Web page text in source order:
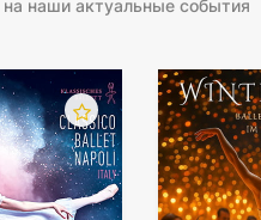
на наши актуальные события